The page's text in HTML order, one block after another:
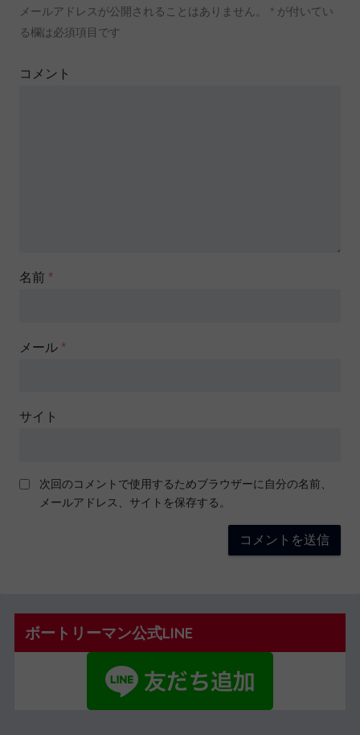
メールアドレスが公開されることはありません。 * が付いてい
る欄は必須項目です
コメント
名前 *
メール *
サイト
次回のコメントで使用するためブラウザーに自分の名前、
メールアドレス、サイトを保存する。
ボートリーマン公式LINE